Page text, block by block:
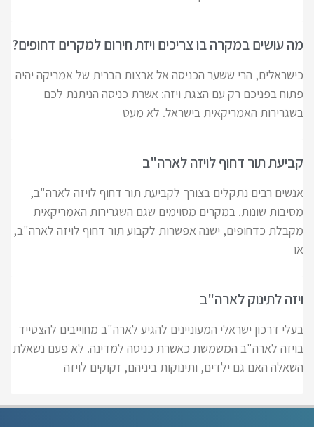
מה עושים במקרה בו צריכים ויזת חירום למקרים דחופים?
כישראלים, הרי ששער הכניסה אל ארצות הברית של אמריקה יהיה
פתוח בפניכם רק עם הצגת ויזה: אשרת כניסה הניתנת לכם
בשגרירות האמריקאית בישראל. לא מעט
קביעת תור דחוף לויזה לארה"ב
אנשים רבים נתקלים בצורך לקביעת תור דחוף לויזה לארה"ב,
מסיבות שונות. במקרים מסוימים שגם השגרירות האמריקאית
מקבלת כדחופים, ישנה אפשרות לקבוע תור דחוף לויזה לארה"ב,
או
ויזה לתינוק לארה"ב
בעלי דרכון ישראלי המעוניינים להגיע לארה"ב מחוייבים להצטייד
בויזה לארה"ב המשמשת כאשרת כניסה למדינה. לא פעם נשאלת
השאלה האם גם ילדים, ותינוקות ביניהם, זקוקים לויזה